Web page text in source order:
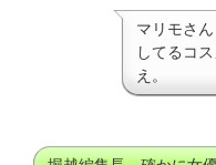
マリモさ
してるコ
え。